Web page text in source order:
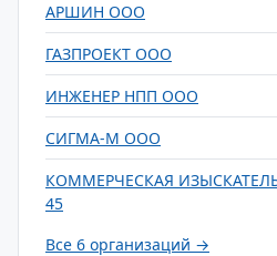
АРШИН ООО
ГАЗПРОЕКТ ООО
ИНЖЕНЕР НПП ООО
СИГМА-М ООО
КОММЕРЧЕСКАЯ
45
Все 6 организаций →